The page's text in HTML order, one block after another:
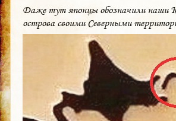
Даже тут японцы обозначили наши
острова своими Северными